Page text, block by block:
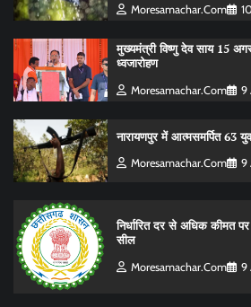
Moresamachar.com
मुख्यमंत्री विष्णु देव साय 15
ध्वजारोहण
Moresamachar.com 9
नारायणपुर में आत्मसमर्पित 63
Moresamachar.com 9
निर्धारित दर से अधिक कीमत
सील
Moresamachar.com 9